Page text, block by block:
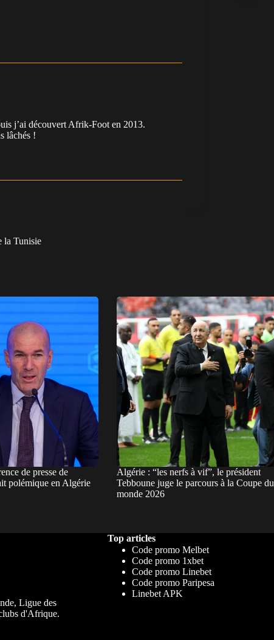
j’ai découvert Afrik-Foot en 2013.
lâchés !
la Tunisie
de presse de
polémique en Algérie
Algérie : “les nerfs à vif”, le président
Tebboune juge le parcours à la Coupe du
monde 2026
Ligue des
d'Afrique.
Top articles
Code promo Melbet
Code promo 1xbet
Code promo Linebet
Code promo Paripesa
Linebet APK